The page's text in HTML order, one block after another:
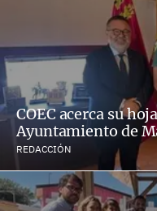
COEC acerca su
Ayuntamiento de
REDACCIÓN